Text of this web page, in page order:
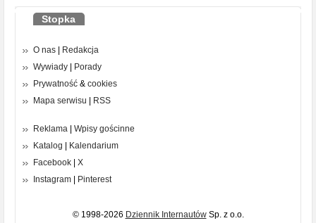
Stopka
O nas
Redakcja
Wywiady
Porady
Prywatność & cookies
Mapa serwisu
RSS
Reklama
Wpisy gościnne
Katalog
Kalendarium
Facebook
X
Instagram
Pinterest
© 1998-2026 Dziennik InternautówSp. z o.o.